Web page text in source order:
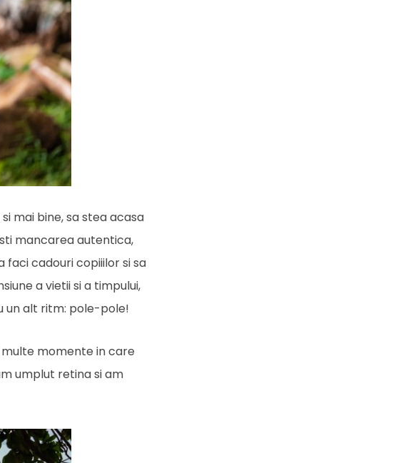
mai bine, sa stea acasa
mancarea autentica,
faci cadouri copiiilor si sa
a vietii si a timpului,
un alt ritm: pole-pole!
momente in care
umplut retina si am